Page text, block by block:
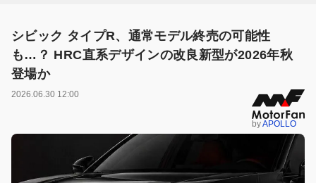
シビック タイプR、通常モデル終売の可能性
も…？ HRC直系デザインの改良新型が2026年秋
登場か
2026.06.30 12:00
byAPOLLO